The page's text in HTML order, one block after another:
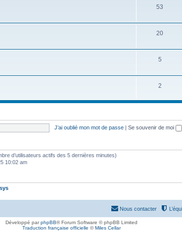
53
20
5
2
J’ai oublié mon mot de passe | Se souvenir de moi
d’utilisateurs actifs des 5 dernières minutes)
10:02 am
Nous contacter
Développé parphpBB® Forum Software © phpBB Limited
Traduction française officielle ©Miles Cellar